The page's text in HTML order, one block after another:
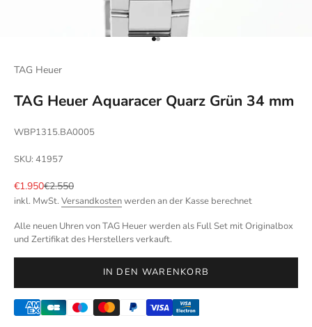
Gehe zu Element 1
Gehe zu Element 2
TAG Heuer
TAG Heuer Aquaracer Quarz Grün 34 mm
WBP1315.BA0005
SKU: 41957
Angebot
€1.950Regulärer Preis
€2.550
inkl. MwSt. Versandkostenwerden an der Kasse berechnet
Alle neuen Uhren von TAG Heuer werden als Full Set mit Originalbox
und Zertifikat des Herstellers verkauft.
IN DEN WARENKORB